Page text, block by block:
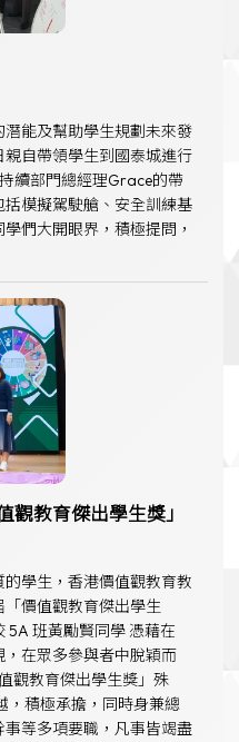
能及幫助學生規劃未來發
自帶領學生到國泰城進行
續部門總經理Grace的帶
模擬駕駛艙、安全訓練基
們大開眼界，積極提問，
觀教育傑出學生獎」
學生，香港價值觀教育教
價值觀教育傑出學生
5A 班黃勵賢同學 憑藉在
，在眾多參與者中脫穎而
觀教育傑出學生獎」殊
，積極承擔，同時身兼總
等多項要職，凡事皆竭盡